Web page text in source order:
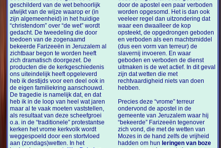
geschilderd van de wet behoorlijk
afwijkt van de wijze waarop er (in
zijn algemeenheid) in het huidige
“christendom” over “de wet” wordt
gedacht. De tweedeling die door
toedoen van de zogenaamd
bekeerde Farizeeën in Jeruzalem al
zichtbaar begon te worden heeft
zich dramatisch doorgezet. De
producten die de kerkgeschiedenis
ons uiteindelijk heeft opgeleverd
heb ik destijds voor een deel ook in
de eigen familiekring aanschouwd.
De tragedie is namelijk dat, en dat
heb ik in de loop van heel wat jaren
maar al te vaak moeten vaststellen,
als resultaat van deze scheefgroei
o.a. in de “traditionele” protestantse
kerken het vrome kerkvolk wordt
weggespoeld door een stortvloed
aan (zondags)wetten. In het
door de apostel een paar verboden
worden opgesomd. Het is dan ook
veeleer regel dan uitzondering dat
waar een dwaalleer de kop
opsteekt, de opgedrongen geboden
en verboden als een machtsmiddel
(dus een vorm van terreur) de
slavernij invoeren. En waar
geboden en verboden de dienst
uitmaken is de wet actief. In dit geval
zijn dat wetten die met
rechtvaardigheid niets van doen
hebben.
Precies deze “vrome” terreur
ondervond de apostel in de
gemeente van Jeruzalem waar hij
“bekeerde” Farizeeën tegenover
zich vond, die met de wetten van
Mozes in de hand zelfs de vrijheid
hadden om hun leringen van boze